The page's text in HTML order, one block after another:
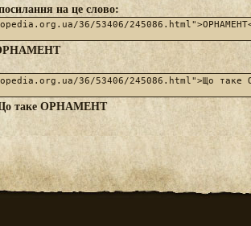
на це слово:
таке ОРНАМЕНТ